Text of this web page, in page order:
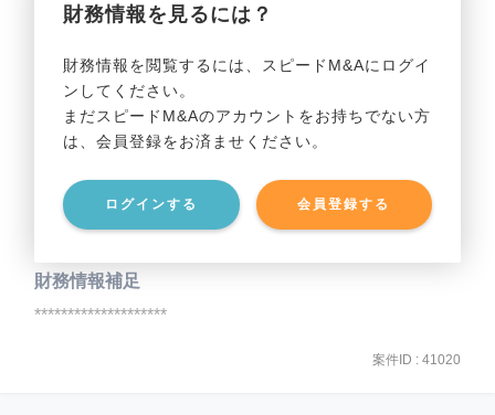
財務情報を見るには？
財務情報を閲覧するには、スピードM&Aにログイ
ンしてください。
まだスピードM&Aのアカウントをお持ちでない方
は、会員登録をお済ませください。
ログインする 会員登録する
事業利益 ********************
貸借対照表（B/S）
事業資産 ********************
事業負債 ********************
財務情報補足
********************
案件ID : 41020